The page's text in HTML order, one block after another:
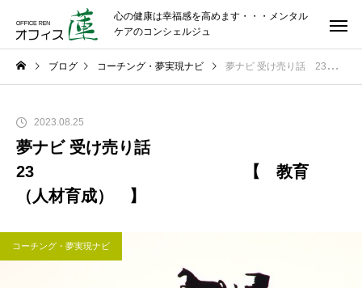
心の健康は幸福感を高めます・・・メンタル
ケアのコンシェルジュ
ブログ コーチング・夢実現ナビ 夢ナビ 受け売り話 23 【 教育 （人材育成） 】
2023.08.25
夢ナビ 受け売り話
23 【 教育
（人材育成） 】
コーチング・夢実現ナビ